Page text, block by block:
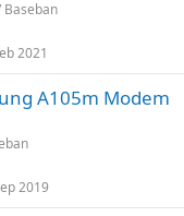
2021
A105m Modem
2019